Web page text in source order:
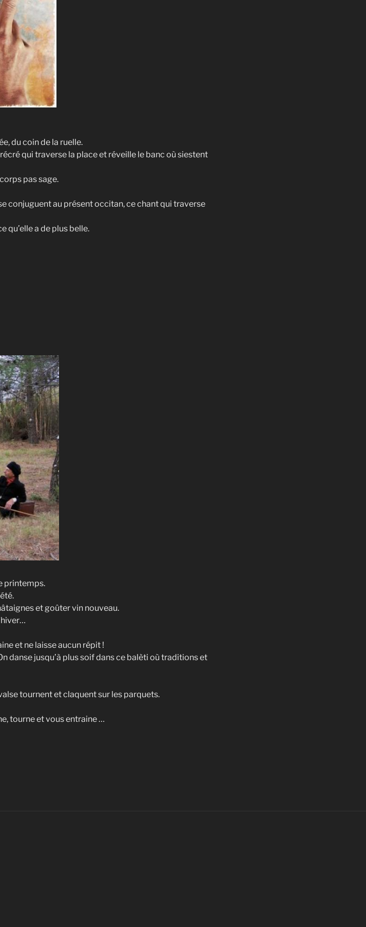
du coin de la ruelle.
qui traverse la place et réveille le banc où siestent
pas sage.
conjuguent au présent occitan, ce chant qui traverse
qu’elle a de plus belle.
printemps.
et goûter vin nouveau.
et ne laisse aucun répit !
danse jusqu’à plus soif dans ce balèti où traditions et
tournent et claquent sur les parquets.
tourne et vous entraine …